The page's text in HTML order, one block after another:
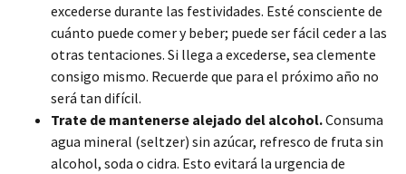
excederse durante las festividades. Esté consciente de
cuánto puede comer y beber; puede ser fácil ceder a las
otras tentaciones. Si llega a excederse, sea clemente
consigo mismo. Recuerde que para el próximo año no
será tan difícil.
Trate de mantenerse alejado del alcohol.Consuma
agua mineral (seltzer) sin azúcar, refresco de fruta sin
alcohol, soda o cidra. Esto evitará la urgencia de